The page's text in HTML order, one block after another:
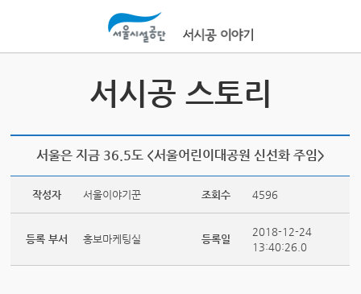
서시공 스토리
서울은 지금 36.5도 <서울어린이대공원 신선화 주임>
작성자 서울이야기꾼 조회수 4596
등록 부서 홍보마케팅실 등록일
2018-12-24
13:40:26.0